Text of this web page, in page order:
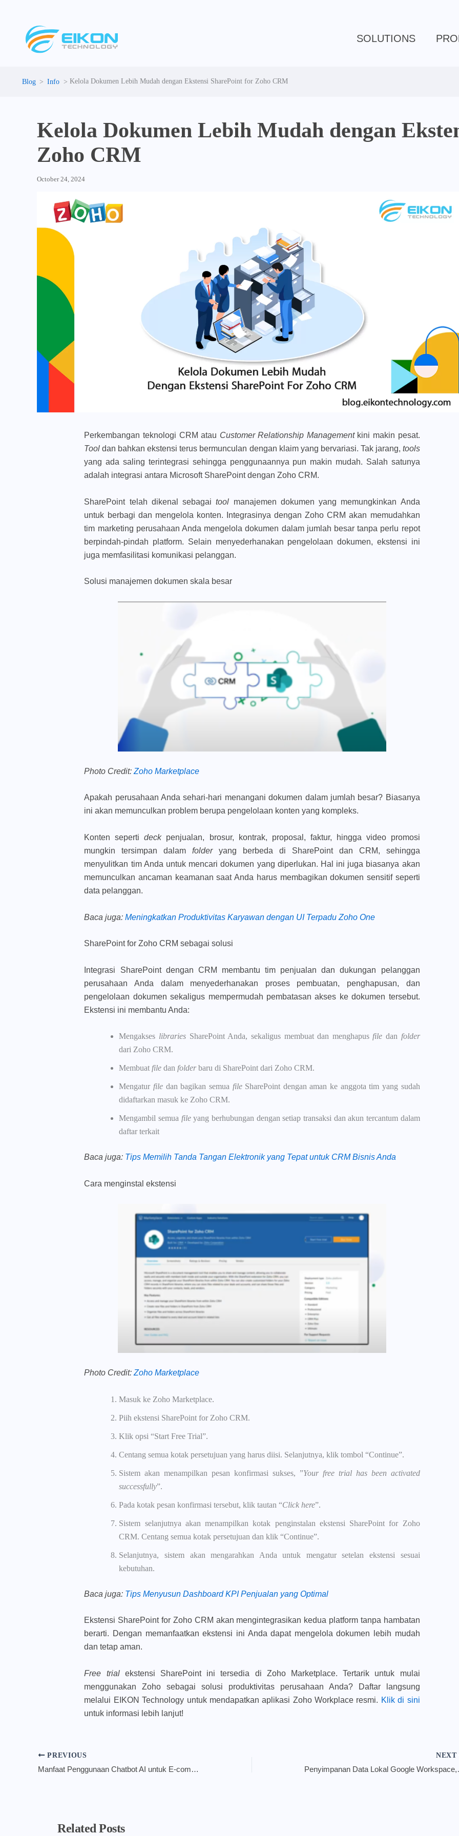
SOLUTIONS
Info Kelola Dokumen Lebih Mudah dengan Ekstensi SharePoint for Zoho CRM
Kelola Dokumen Lebih Mudah dengan
Zoho CRM
October 24, 2024
Perkembangan teknologi CRM atau Customer Relationship Management kini makin pesat.
Tooldan bahkan ekstensi terus bermunculan dengan klaim yang bervariasi. Tak jarang, tools
yang ada saling terintegrasi sehingga penggunaannya pun makin mudah. Salah satunya
adalah integrasi antara Microsoft SharePoint dengan Zoho CRM.
SharePoint telah dikenal sebagaitool manajemen dokumen yang memungkinkan Anda
untuk berbagi dan mengelola konten. Integrasinya dengan Zoho CRM akan memudahkan
tim marketing perusahaan Anda mengelola dokumen dalam jumlah besar tanpa perlu repot
berpindah-pindah platform. Selain menyederhanakan pengelolaan dokumen, ekstensi ini
juga memfasilitasi komunikasi pelanggan.
Solusi manajemen dokumen skala besar
Photo Credit: Zoho Marketplace
Apakah perusahaan Anda sehari-hari menangani dokumen dalam jumlah besar? Biasanya
ini akan memunculkan problem berupa pengelolaan konten yang kompleks.
Konten sepertideck penjualan, brosur, kontrak, proposal, faktur, hingga video promosi
mungkin tersimpan dalamfolderyang berbeda di SharePoint dan CRM, sehingga
menyulitkan tim Anda untuk mencari dokumen yang diperlukan. Hal ini juga biasanya akan
memunculkan ancaman keamanan saat Anda harus membagikan dokumen sensitif seperti
data pelanggan.
Baca juga: Meningkatkan Produktivitas Karyawan dengan UI Terpadu Zoho One
SharePoint for Zoho CRM sebagai solusi
Integrasi SharePoint dengan CRM membantu tim penjualan dan dukungan pelanggan
perusahaan Anda dalam menyederhanakan proses pembuatan, penghapusan, dan
pengelolaan dokumen sekaligus mempermudah pembatasan akses ke dokumen tersebut.
Ekstensi ini membantu Anda:
Mengakses libraries SharePoint Anda, sekaligus membuat dan menghapus file dan folder
dari Zoho CRM.
Membuat filedan folderbaru di SharePoint dari Zoho CRM.
Mengatur file dan bagikan semua fileSharePoint dengan aman ke anggota tim yang sudah
didaftarkan masuk ke Zoho CRM.
Mengambil semua fileyang berhubungan dengan setiap transaksi dan akun tercantum dalam
daftar terkait
Baca juga: Tips Memilih Tanda Tangan Elektronik yang Tepat untuk CRM Bisnis Anda
Cara menginstal ekstensi
Photo Credit: Zoho Marketplace
Masuk ke Zoho Marketplace.
Piih ekstensi SharePoint for Zoho CRM.
Klik opsi “Start Free Trial”.
Centang semua kotak persetujuan yang harus diisi. Selanjutnya, klik tombol “Continue”.
Sistem akan menampilkan pesan konfirmasi sukses, ”Your free trial has been activated
successfully”.
Pada kotak pesan konfirmasi tersebut, klik tautan “Click here”.
Sistem selanjutnya akan menampilkan kotak penginstalan ekstensi SharePoint for Zoho
CRM. Centang semua kotak persetujuan dan klik “Continue”.
Selanjutnya, sistem akan mengarahkan Anda untuk mengatur setelan ekstensi sesuai
kebutuhan.
Baca juga: Tips Menyusun Dashboard KPI Penjualan yang Optimal
Ekstensi SharePoint for Zoho CRM akan mengintegrasikan kedua platform tanpa hambatan
berarti. Dengan memanfaatkan ekstensi ini Anda dapat mengelola dokumen lebih mudah
dan tetap aman.
Free trial ekstensi SharePoint ini tersedia di Zoho Marketplace. Tertarik untuk mulai
menggunakan Zoho sebagai solusi produktivitas perusahaan Anda? Daftar langsung
melalui EIKON Technology untuk mendapatkan aplikasi Zoho Workplace resmi. Klik di sini
untuk informasi lebih lanjut!
PREVIOUS
Manfaat Penggunaan Chatbot AI untuk E-commerce
NEXT
Related Posts